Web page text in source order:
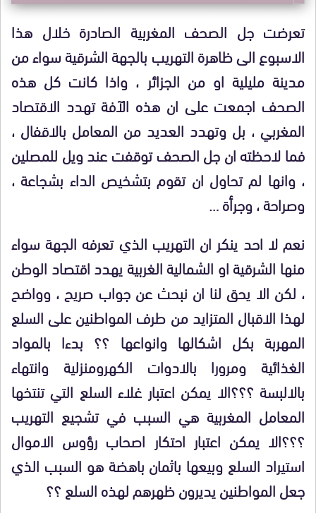
تعرضت جل الصحف المغربية الصادرة خلال هذا
الاسبوع الى ظاهرة التهريب بالجهة الشرقية سواء من
مدينة مليلية او من الجزائر ، واذا كانت كل هذه
الصحف اجمعت على ان هذه الآفة تهدد الاقتصاد
المغربي ، بل وتهدد العديد من المعامل بالاقفال ،
فما لاحظته ان جل الصحف توقفت عند ويل للمصلين
، وانها لم تحاول ان تقوم بتشخيص الداء بشجاعة ،
وصراحة ، وجرأة …
نعم لا احد ينكر ان التهريب الذي تعرفه الجهة سواء
منها الشرقية او الشمالية الغربية يهدد اقتصاد الوطن
، لكن الا يحق لنا ان نبحث عن جواب صريح ، وواضح
لهذا الاقبال المتزايد من طرف المواطنين على السلع
المهربة بكل اشكالها وانواعها ؟؟ بدءا بالمواد
الغذائية ومرورا بالادوات الكهرومنزلية وانتهاء
بالالبسة ؟؟؟الا يمكن اعتبار غلاء السلع التي تنتخها
المعامل المغربية هي السبب في تشجيع التهريب
؟؟؟الا يمكن اعتبار احتكار اصحاب رؤوس الاموال
استيراد السلع وبيعها باثمان باهضة هو السبب الذي
جعل المواطنين يديرون ظهرهم لهذه السلع ؟؟